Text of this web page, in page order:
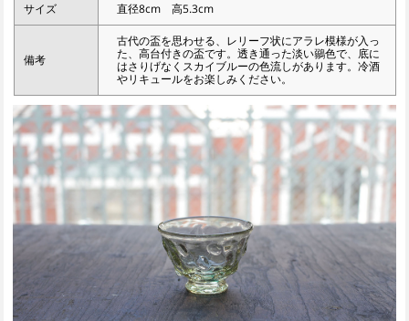
サイズ 直径8cm 高5.3cm
備考
古代の盃を思わせる、レリーフ状にアラレ模様が入っ
た、高台付きの盃です。透き通った淡い鶸色で、底に
はさりげなくスカイブルーの色流しがあります。冷酒
やリキュールをお楽しみください。